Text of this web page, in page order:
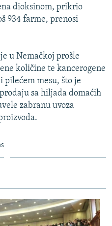
dioksinom, prikrio
934 farme, prenosi
u Nemačkoj prošle
količine te kancerogene
mesu, što je
sa hiljada domaćih
zabranu uvoza